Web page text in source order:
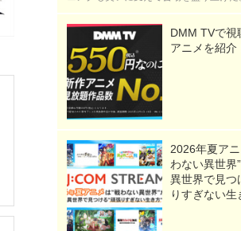
DMM TVで視
アニメを紹介
2026年夏ア
わない異世界
異世界で見つ
りすぎない生